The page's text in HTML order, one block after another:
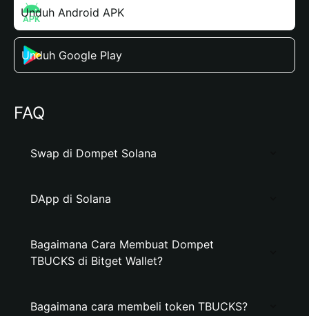
Unduh Android APK
Unduh Google Play
FAQ
Swap di Dompet Solana
DApp di Solana
Bagaimana Cara Membuat Dompet
TBUCKS di Bitget Wallet?
Bagaimana cara membeli token TBUCKS?